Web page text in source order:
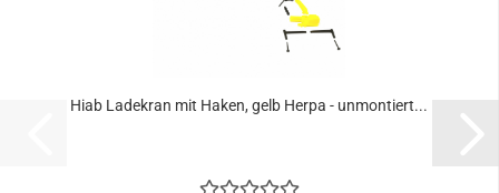
Hiab Ladekran mit Haken, gelb Herpa - unmontiert...